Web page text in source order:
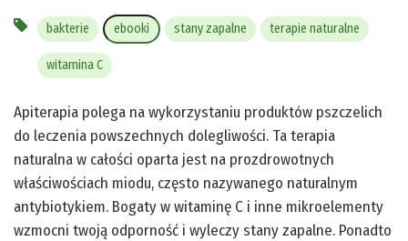
bakterie ebooki stany zapalne terapie naturalne
witamina C
Apiterapia polega na wykorzystaniu produktów pszczelich
do leczenia powszechnych dolegliwości. Ta terapia
naturalna w całości oparta jest na prozdrowotnych
właściwościach miodu, często nazywanego naturalnym
antybiotykiem. Bogaty w witaminę C i inne mikroelementy
wzmocni twoją odporność i wyleczy stany zapalne. Ponadto